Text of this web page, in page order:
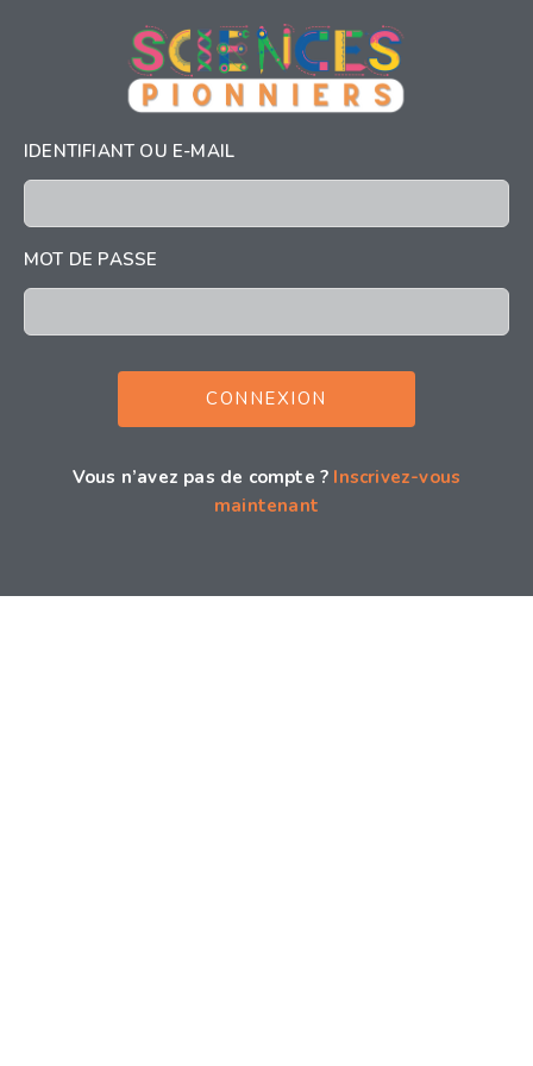
IDENTIFIANT OU E-MAIL
MOT DE PASSE
Vous n’avez pas de compte ? Inscrivez-vous
maintenant